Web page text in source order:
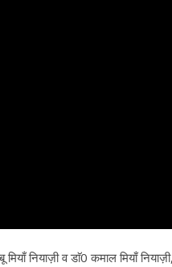
नियाज़ी व डाॅ0 कमाल मियाँ